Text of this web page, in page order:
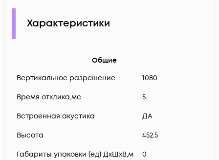
Характеристики
Общие
Вертикальное разрешение
1080
Время отклика,мс 5
Встроенная акустика ДА
Высота 452.5
Габариты упаковки (ед) ДхШхВ,м 0